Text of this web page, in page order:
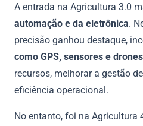
A entrada na Agricultura 3.0
automação e da eletrônica.
precisão ganhou destaque,
como GPS, sensores e drones
recursos, melhorar a gestão
eficiência operacional.
No entanto, foi na Agricultura